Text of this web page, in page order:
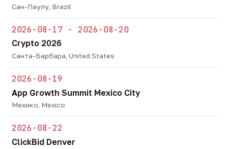
Сан-Паулу, Brazil
2026-08-17 - 2026-08-20
Crypto 2026
Санта-Барбара, United States
2026-08-19
App Growth Summit Mexico City
Мехико, Mexico
2026-08-22
ClickBid Denver